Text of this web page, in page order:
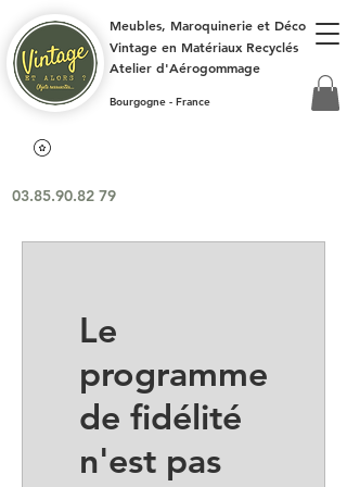
Meubles, Maroquinerie et Déco
Vintage en Matériaux Recyclés
Atelier d'Aérogommage
Bourgogne - France
03.85.90.82 79
Le
programme
de fidélité
n'est pas